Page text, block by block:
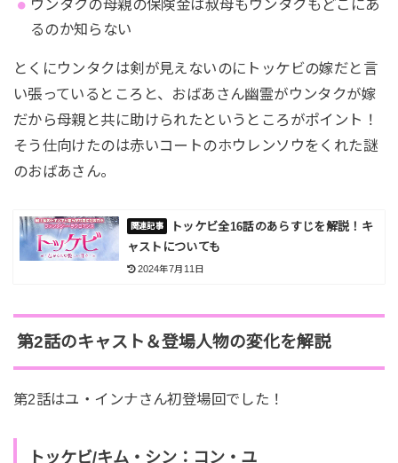
ウンタクの母親の保険金は叔母もウンタクもどこにあ
るのか知らない
とくにウンタクは剣が見えないのにトッケビの嫁だと言
い張っているところと、おばあさん幽霊がウンタクが嫁
だから母親と共に助けられたというところがポイント！
そう仕向けたのは赤いコートのホウレンソウをくれた謎
のおばあさん。
トッケビ全16話のあらすじを解説！キ
ャストについても
2024年7月11日
第2話のキャスト＆登場人物の変化を解説
第2話はユ・インナさん初登場回でした！
トッケビ/キム・シン：コン・ユ